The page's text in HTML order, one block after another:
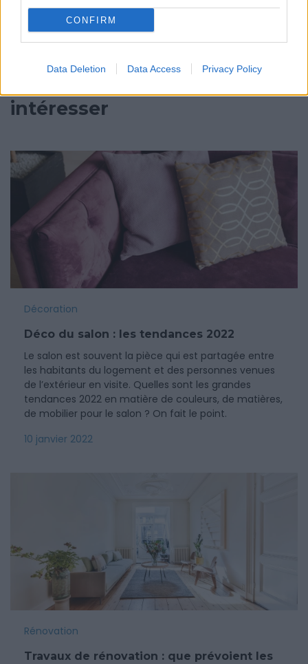
CONFIRM
Data Deletion Data Access Privacy Policy
intéresser
Décoration
Déco du salon : les tendances 2022
Le salon est souvent la pièce qui est partagée entre
les habitants du logement et des personnes venues
de l’extérieur en visite. Quelles sont les grandes
tendances 2022 en matière de couleurs, de matières,
de mobilier pour le salon ? On fait le point.
10 janvier 2022
Rénovation
Travaux de rénovation : que prévoient les